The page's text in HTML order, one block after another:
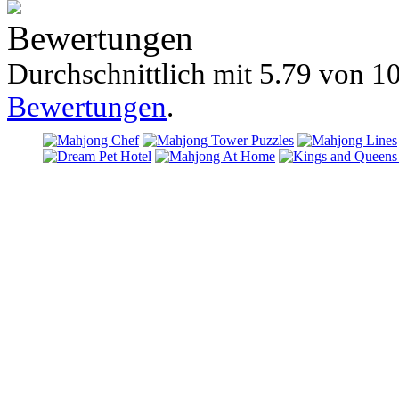
Bewertungen
Durchschnittlich mit 5.79 von
Bewertungen.